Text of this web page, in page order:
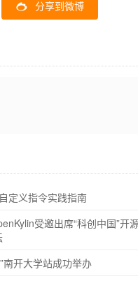
分享到微博
定义指令实践指南
受邀出席“科创中国”开
南开大学站成功举办